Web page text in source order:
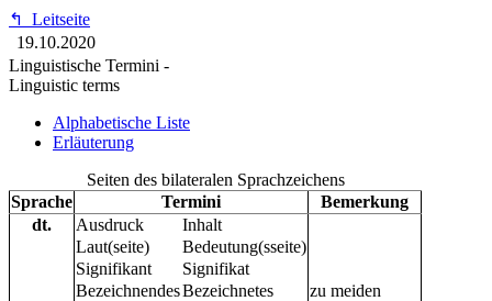
↰
Leitseite
19.10.2020
Linguistische Termini -
Linguistic terms
Alphabetische Liste
Erläuterung
Seiten des bilateralen Sprachzeichens
Sprache
Termini
Bemerkung
dt.
Ausdruck
Inhalt
Laut(seite)
Bedeutung(sseite)
Signifikant
Signifikat
BezeichnendesBezeichnetes
zu meiden